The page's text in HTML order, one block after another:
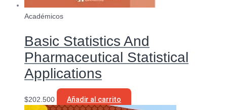
Académicos
Basic Statistics And
Pharmaceutical Statistical
Applications
$202.500 Añadir al carrito